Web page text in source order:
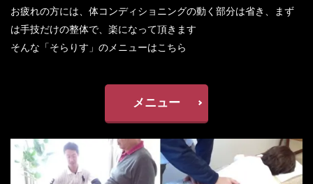
お疲れの方には、体コンディショニングの動く部分は省き、まず
は手技だけの整体で、楽になって頂きます
そんな「そらりす」のメニューはこちら
メニュー